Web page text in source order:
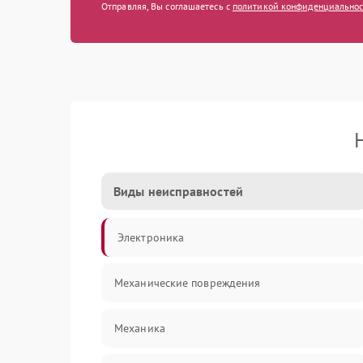
Отправляя, Вы соглашаетесь с политикой
Виды неисправностей
Электроника
Механические повреждения
Механика